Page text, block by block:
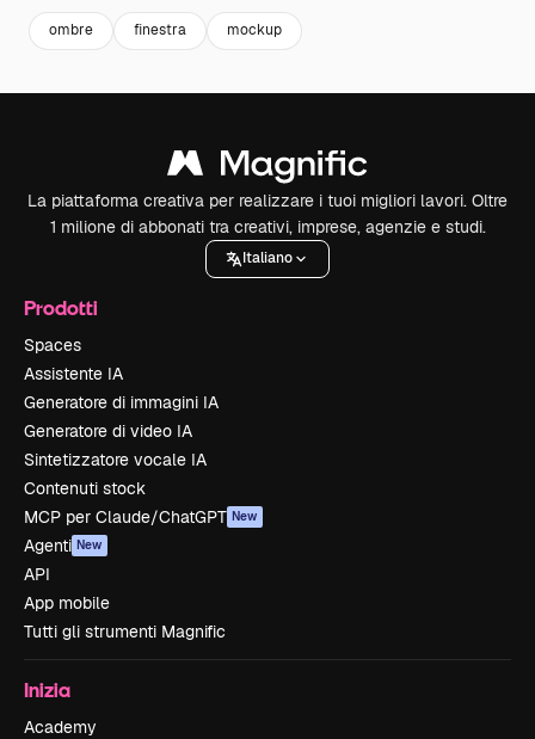
ombre finestra mockup
La piattaforma creativa per realizzare i tuoi migliori lavori. Oltre
1 milione di abbonati tra creativi, imprese, agenzie e studi.
Italiano
Prodotti
Spaces
Assistente IA
Generatore di immagini IA
Generatore di video IA
Sintetizzatore vocale IA
Contenuti stock
MCP per Claude/ChatGPT New
Agenti New
API
App mobile
Tutti gli strumenti Magnific
Inizia
Academy